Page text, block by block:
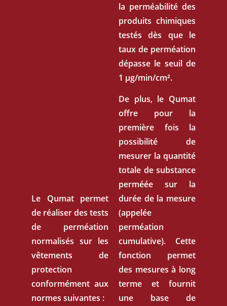
Le Qumat permet
de réaliser des tests
de perméation
normalisés sur les
vêtements de
protection
conformément aux
normes suivantes :
la perméabilité des
produits chimiques
testés dès que le
taux de perméation
dépasse le seuil de
1 µg/min/cm².
De plus, le Qumat
offre pour la
première fois la
possibilité de
mesurer la quantité
totale de substance
perméée sur la
durée de la mesure
(appelée
perméation
cumulative). Cette
fonction permet
des mesures à long
terme et fournit
une base de